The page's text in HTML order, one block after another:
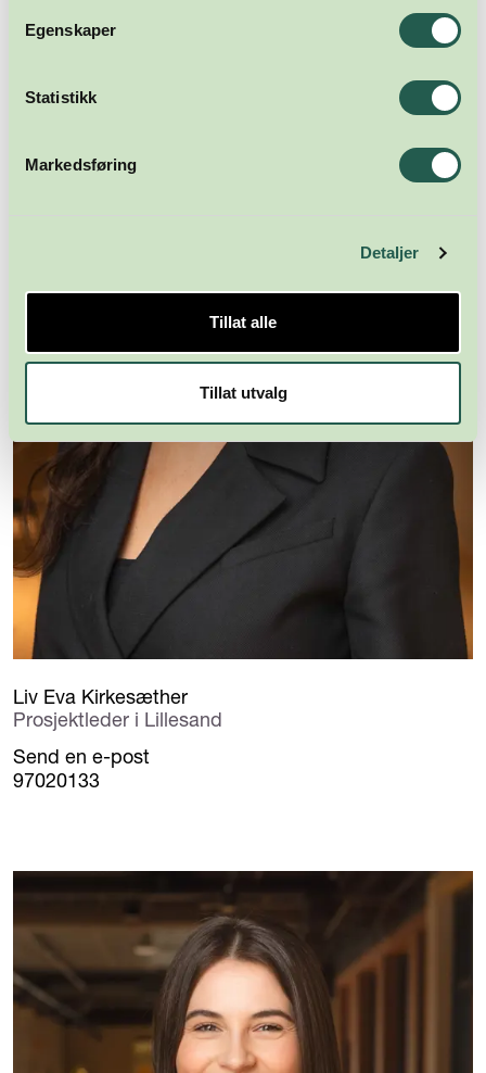
Egenskaper
Statistikk
Markedsføring
Detaljer
Tillat alle
Tillat utvalg
Liv Eva Kirkesæther
Prosjektleder i Lillesand
Send en e-post
97020133